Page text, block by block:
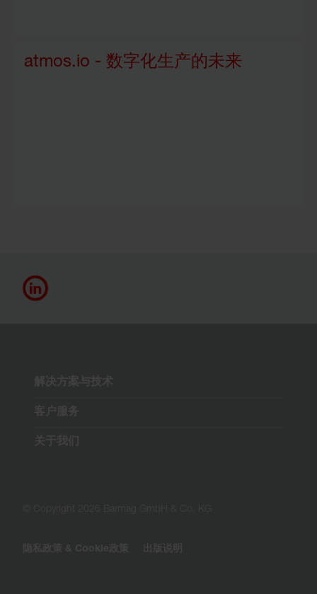
atmos.io - 数字化生产的未来